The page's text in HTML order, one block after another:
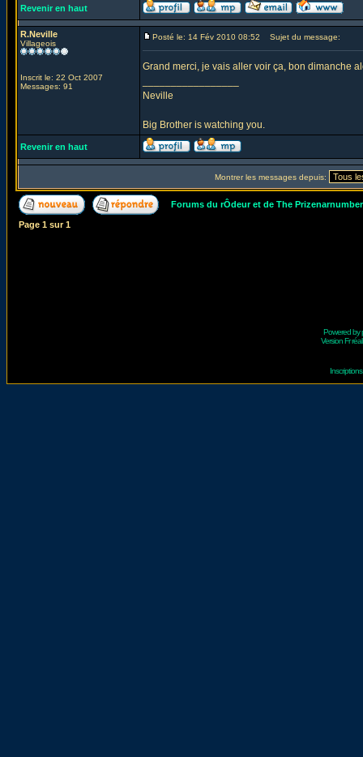
Revenir en haut
R.Neville
Villageois
Inscrit le: 22 Oct 2007
Messages: 91
Posté le: 14 Fév 2010 08:52 Sujet du message:
Grand merci, je vais aller voir ça, bon dimanche
Neville
Big Brother is watching you.
Revenir en haut
Montrer les messages depuis:
Forums du rÔdeur et de The
Page 1 sur1
Powered by
Version Fr